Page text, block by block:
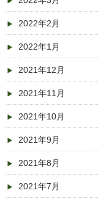
2022年2月
2022年1月
2021年12月
2021年11月
2021年10月
2021年9月
2021年8月
2021年7月